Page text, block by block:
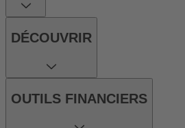
DÉCOUVRIR
OUTILS FINANCIERS